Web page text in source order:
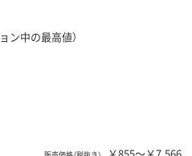
ン中の最高値）